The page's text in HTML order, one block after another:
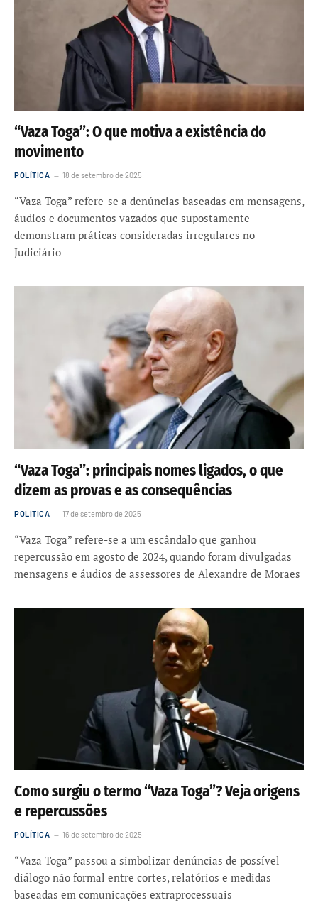
“Vaza Toga”: O que motiva a existência do
movimento
POLÍTICA 18 de setembro de 2025
“Vaza Toga” refere-se a denúncias baseadas em mensagens,
áudios e documentos vazados que supostamente
demonstram práticas consideradas irregulares no
Judiciário
“Vaza Toga”: principais nomes ligados, o que
dizem as provas e as consequências
POLÍTICA 17 de setembro de 2025
“Vaza Toga” refere-se a um escândalo que ganhou
repercussão em agosto de 2024, quando foram divulgadas
mensagens e áudios de assessores de Alexandre de Moraes
Como surgiu o termo “Vaza Toga”? Veja origens
e repercussões
POLÍTICA 16 de setembro de 2025
“Vaza Toga” passou a simbolizar denúncias de possível
diálogo não formal entre cortes, relatórios e medidas
baseadas em comunicações extraprocessuais